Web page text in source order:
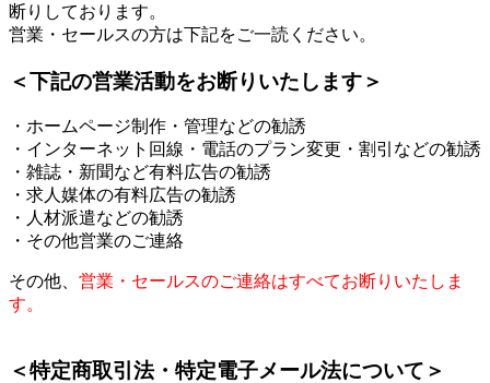
断りしております。
営業・セールスの方は下記をご一読ください。
＜下記の営業活動をお断りいたします＞
・ホームページ制作・管理などの勧誘
・インターネット回線・電話のプラン変更・割引などの勧誘
・雑誌・新聞など有料広告の勧誘
・求人媒体の有料広告の勧誘
・人材派遣などの勧誘
・その他営業のご連絡
その他、 営業・セールスのご連絡はすべてお断りいたしま
す。
＜特定商取引法・特定電子メール法について＞